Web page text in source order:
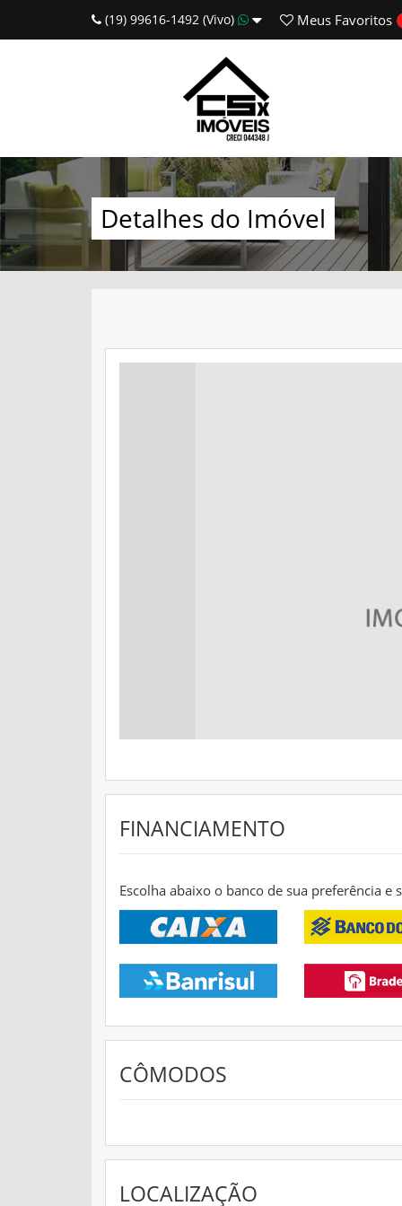
(19) 99616-1492 (Vivo) Meus Favoritos
Detalhes do Imóvel
FINANCIAMENTO
Escolha abaixo o banco de sua preferência
CÔMODOS
LOCALIZAÇÃO